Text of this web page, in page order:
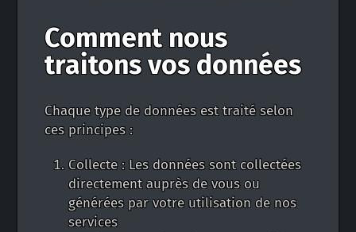
Comment nous
traitons vos données
Chaque type de données est traité selon
ces principes :
Collecte : Les données sont collectées
directement auprès de vous ou
générées par votre utilisation de nos
services